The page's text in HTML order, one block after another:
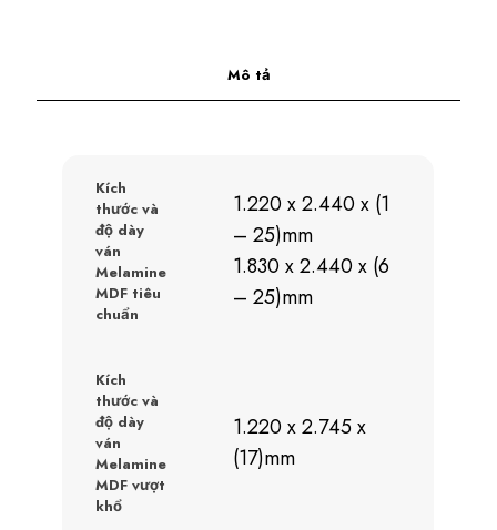
Mô tả
Kích
thước và
độ dày
ván
Melamine
MDF tiêu
chuẩn
1.220 x 2.440 x (1
– 25)mm
1.830 x 2.440 x (6
– 25)mm
Kích
thước và
độ dày
ván
Melamine
MDF vượt
khổ
1.220 x 2.745 x
(17)mm